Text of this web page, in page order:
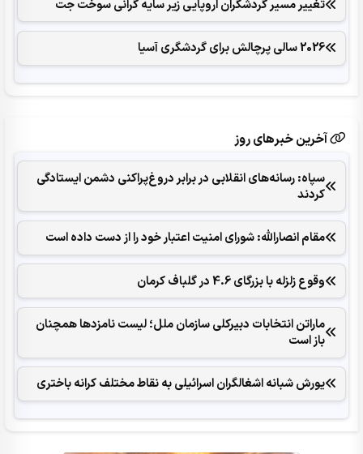
تغییر مسیر گردشگران اروپایی زیر سایه گرانی سوخت جت
2026 سالی پرچالش برای گردشگری آسیا
آخرین خبرهای روز
سپاه: رسانه‌های انقلابی در برابر دروغ‌پراکنی دشمن ایستادگی
کردند
مقام انصارالله: شورای امنیت اعتبار خود را از دست داده است
وقوع زلزله با بزرگای 4.6 در گلباف کرمان
ماراتن انتخابات دبیرکلی سازمان ملل؛ لیست نامزدها همچنان
باز است
یورش شبانه اشغالگران اسرائیلی به نقاط مختلف کرانه باختری